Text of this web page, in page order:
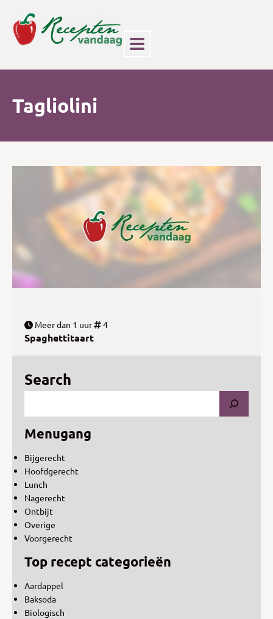
Tagliolini
Meer dan 1 uur 4
Spaghettitaart
Search
Menugang
Bijgerecht
Hoofdgerecht
Lunch
Nagerecht
Ontbijt
Overige
Voorgerecht
Top recept categorieën
Aardappel
Baksoda
Biologisch